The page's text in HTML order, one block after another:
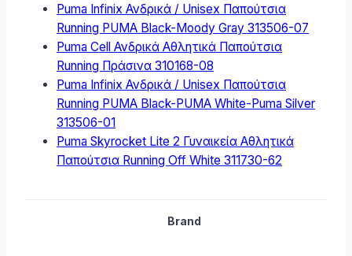
Puma Infinix Ανδρικά / Unisex Παπούτσια
Running PUMA Black-Moody Gray 313506-07
Puma Cell Ανδρικά Αθλητικά Παπούτσια
Running Πράσινα 310168-08
Puma Infinix Ανδρικά / Unisex Παπούτσια
Running PUMA Black-PUMA White-Puma Silver
313506-01
Puma Skyrocket Lite 2 Γυναικεία Αθλητικά
Παπούτσια Running Off White 311730-62
Brand